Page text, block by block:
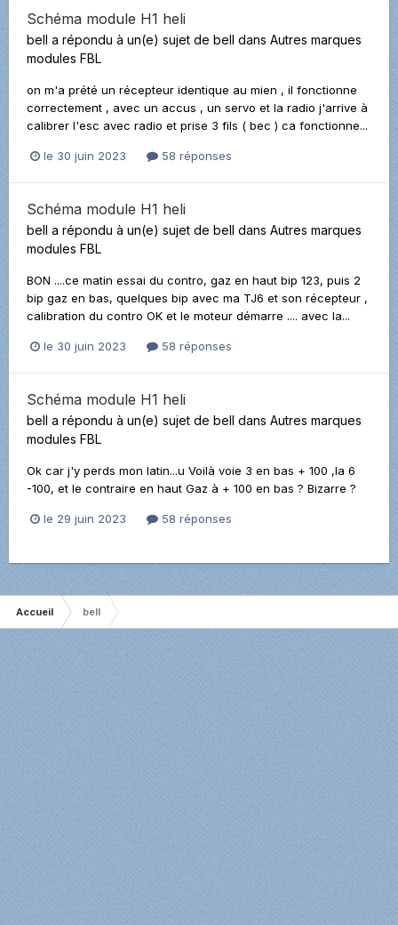
Schéma module H1 heli
bell a répondu à un(e) sujet de bell dans Autres marques
modules FBL
on m'a prété un récepteur identique au mien , il fonctionne
correctement , avec un accus , un servo et la radio j'arrive à
calibrer l'esc avec radio et prise 3 fils ( bec ) ca fonctionne...
le 30 juin 2023 58 réponses
Schéma module H1 heli
bell a répondu à un(e) sujet de bell dans Autres marques
modules FBL
BON ....ce matin essai du contro, gaz en haut bip 123, puis 2
bip gaz en bas, quelques bip avec ma TJ6 et son récepteur ,
calibration du contro OK et le moteur démarre .... avec la...
le 30 juin 2023 58 réponses
Schéma module H1 heli
bell a répondu à un(e) sujet de bell dans Autres marques
modules FBL
Ok car j'y perds mon latin...u Voilà voie 3 en bas + 100 ,la 6
-100, et le contraire en haut Gaz à + 100 en bas ? Bizarre ?
le 29 juin 2023 58 réponses
Accueil bell